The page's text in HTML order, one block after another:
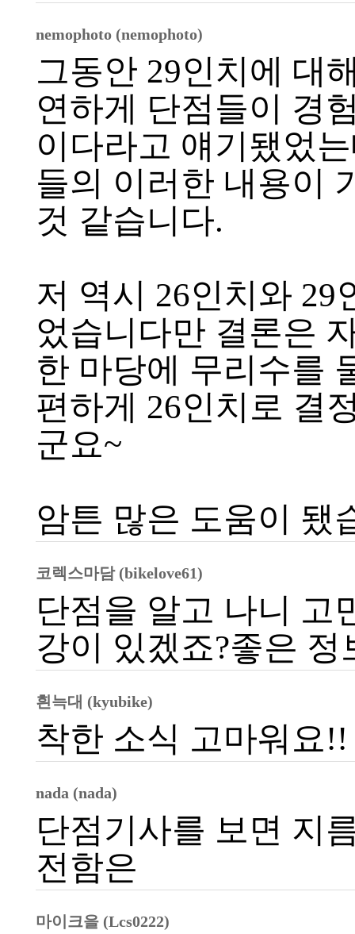
nemophoto (nemophoto)
그동안 29인치에 대
연하게 단점들이 경
이다라고 얘기됐었
들의 이러한 내용이
것 같습니다.
저 역시 26인치와
었습니다만 결론은
한 마당에 무리수를
편하게 26인치로 결
군요~
암튼 많은 도움이 됐
코렉스마담 (bikelove61)
단점을 알고 나니 고
강이 있겠죠?좋은 정
흰늑대 (kyubike)
착한 소식 고마워요!!
nada (nada)
단점기사를 보면 지
전함은
마이크을 (Lcs0222)